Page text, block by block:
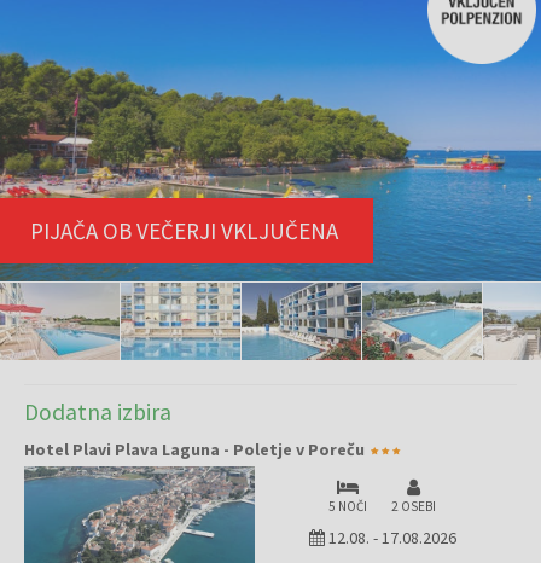
PIJAČA OB VEČERJI VKLJUČENA
Dodatna izbira
Hotel Plavi Plava Laguna - Poletje v Poreču
5 NOČI 2 OSEBI
12.08. -17.08.2026